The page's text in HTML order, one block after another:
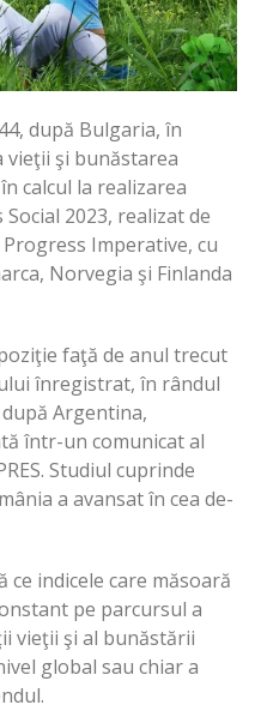
după Bulgaria, în
vieţii şi bunăstarea
calcul la realizarea
2023, realizat de
Imperative, cu
Norvegia şi Finlanda
faţă de anul trecut
înregistrat, în rândul
Argentina,
într-un comunicat al
Studiul cuprinde
a avansat în cea de-
ce indicele care măsoară
pe parcursul a
vieţii şi al bunăstării
global sau chiar a